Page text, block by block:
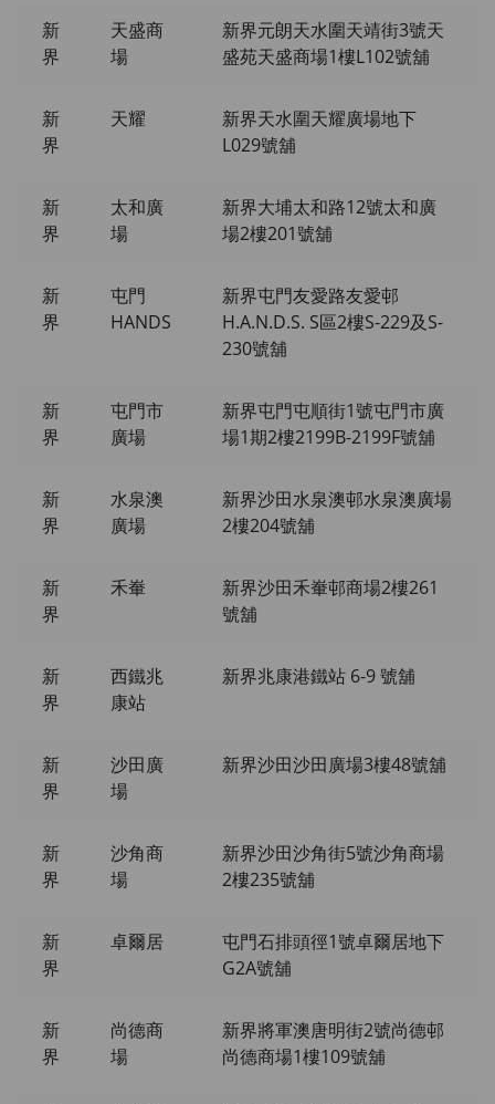
新
界
天盛商
場
新界元朗天水圍天靖街3號天
盛苑天盛商場1樓L102號舖
新
界
天耀
新界天水圍天耀廣場地下
L029號舖
新
界
太和廣
場
新界大埔太和路12號太和廣
場2樓201號舖
新
界
屯門
HANDS
新界屯門友愛路友愛邨
H.A.N.D.S. S區2樓S-229及S-
230號舖
新
界
屯門市
廣場
新界屯門屯順街1號屯門市廣
場1期2樓2199B-2199F號舖
新
界
水泉澳
廣場
新界沙田水泉澳邨水泉澳廣場
2樓204號舖
新
界
禾輋
新界沙田禾輋邨商場2樓261
號舖
新
界
西鐵兆
康站
新界兆康港鐵站 6-9 號舖
新
界
沙田廣
場
新界沙田沙田廣場3樓48號舖
新
界
沙角商
場
新界沙田沙角街5號沙角商場
2樓235號舖
新
界
卓爾居
屯門石排頭徑1號卓爾居地下
G2A號舖
新
界
尚德商
場
新界將軍澳唐明街2號尚德邨
尚德商場1樓109號舖